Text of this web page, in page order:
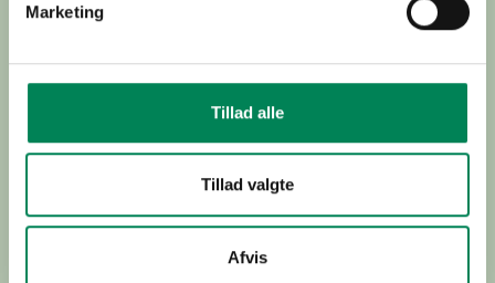
Marketing
Tillad alle
Tillad valgte
Afvis
FOLLOW US ON